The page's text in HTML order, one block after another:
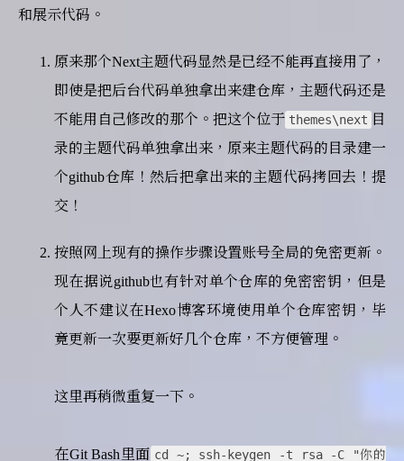
和展示代码。
原来那个Next主题代码显然是已经不能再直接用了，
即使是把后台代码单独拿出来建仓库，主题代码还是
不能用自己修改的那个。把这个位于 themes\next 目
录的主题代码单独拿出来，原来主题代码的目录建一
个github仓库！然后把拿出来的主题代码拷回去！提
交！
按照网上现有的操作步骤设置账号全局的免密更新。
现在据说github也有针对单个仓库的免密密钥，但是
个人不建议在Hexo博客环境使用单个仓库密钥，毕
竟更新一次要更新好几个仓库，不方便管理。
这里再稍微重复一下。
在Git Bash里面 cd ~; ssh-keygen -t rsa -C "你的